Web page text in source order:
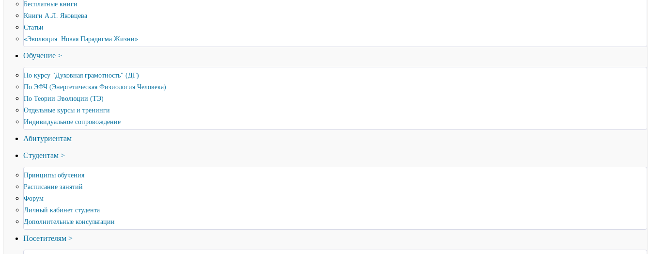
Бесплатные книги
Книги А.Л. Яковцева
Статьи
«Эволюция. Новая Парадигма Жизни»
Обучение >
По курсу "Духовная грамотность" (ДГ)
По ЭФЧ (Энергетическая Физиология Человека)
По Теории Эволюции (ТЭ)
Отдельные курсы и тренинги
Индивидуальное сопровождение
Абитуриентам
Студентам >
Принципы обучения
Расписание занятий
Форум
Личный кабинет студента
Дополнительные консультации
Посетителям >